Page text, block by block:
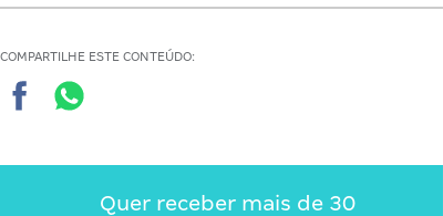
COMPARTILHE ESTE CONTEÚDO:
Quer receber mais de 30